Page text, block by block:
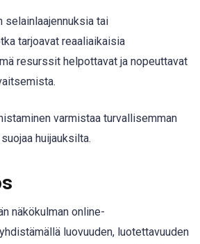
selainlaajennuksia tai
tarjoavat reaaliaikaisia
resurssit helpottavat ja nopeuttavat
varmistaa turvallisemman
huijauksilta.
näkökulman online-
luovuuden, luotettavuuden